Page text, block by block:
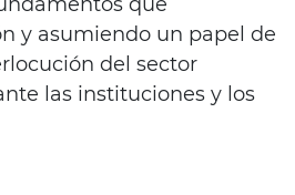
y asumiendo un papel de
del sector
las instituciones y los